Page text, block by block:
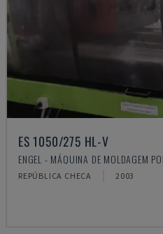
ES 1050/275 HL-V
ENGEL - MÁQUINA DE MOLDAGEM
REPÚBLICA CHECA 2003